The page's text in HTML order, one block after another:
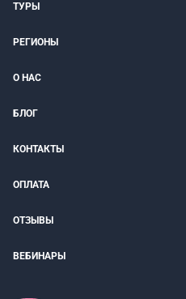
ТУРЫ
РЕГИОНЫ
О НАС
БЛОГ
КОНТАКТЫ
ОПЛАТА
ОТЗЫВЫ
ВЕБИНАРЫ